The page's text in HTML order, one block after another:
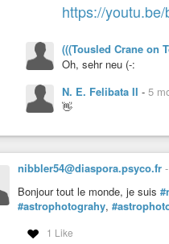
https://
(((Tousled Crane on
Oh, sehr neu (-:
N. E. Felibata II - 5
👋
nibbler54@diaspora.psyco.fr -
Bonjour tout le monde, je suis
#astrophotograhy,
1 Like